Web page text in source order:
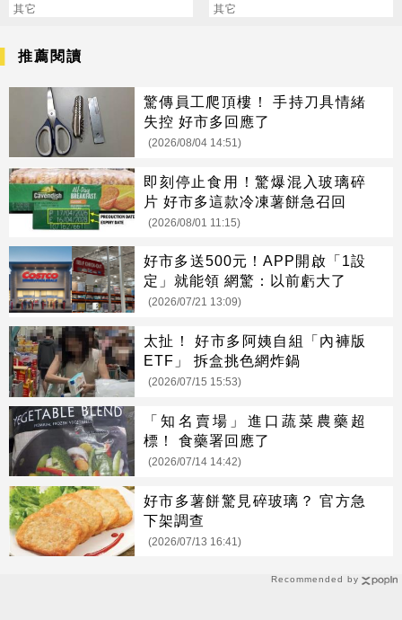
災難片」
其它
不成功 歡迎回頭找我
其它
Recommended by
推薦閱讀
驚傳員工爬頂樓！ 手持刀具情緒
失控 好市多回應了
(2026/08/04 14:51)
即刻停止食用！驚爆混入玻璃碎
片 好市多這款冷凍薯餅急召回
(2026/08/01 11:15)
好市多送500元！APP開啟「1設
定」就能領 網驚：以前虧大了
(2026/07/21 13:09)
太扯！ 好市多阿姨自組「內褲版
ETF」 拆盒挑色網炸鍋
(2026/07/15 15:53)
「知名賣場」進口蔬菜農藥超
標！ 食藥署回應了
(2026/07/14 14:42)
好市多薯餅驚見碎玻璃？ 官方急
下架調查
(2026/07/13 16:41)